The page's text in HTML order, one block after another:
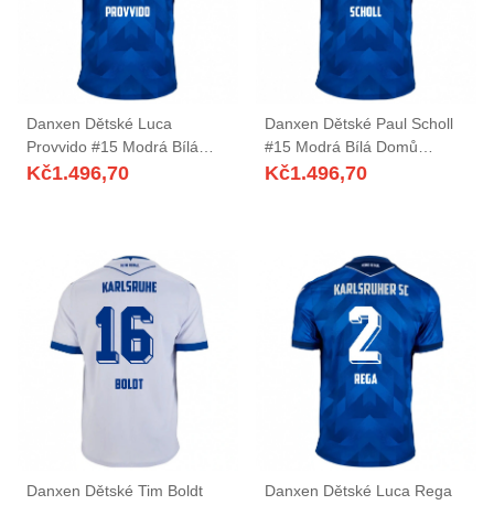
Danxen Dětské Luca
Provvido #15 Modrá Bílá
Domů Hráčské Dresy
Kč1.496,70
Danxen Dětské Paul Scholl
#15 Modrá Bílá Domů
Hráčské Dresy 2025/26 Dres
Kč1.496,70
Danxen Dětské Tim Boldt
Danxen Dětské Luca Rega